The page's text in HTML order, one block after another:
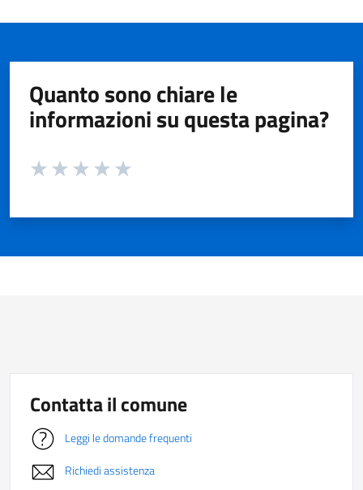
Quanto sono chiare le
informazioni su questa pagina?
Valuta da 1 a 5 stelle la pagina
Contatta il comune
Leggi le domande frequenti
Richiedi assistenza